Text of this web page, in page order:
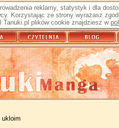
reklamy, statystyk i dla
Korzystając ze strony wyrażasz
Tanuki.pl plików cookie znajdziesz w
ukloim